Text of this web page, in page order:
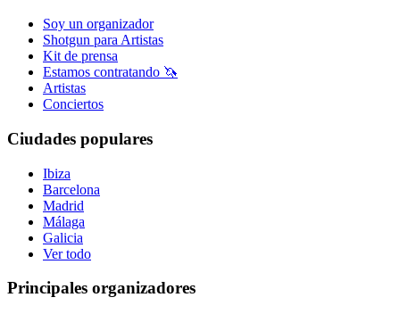
Soy un organizador
Shotgun para Artistas
Kit de prensa
Estamos contratando 🦄
Artistas
Conciertos
Ciudades populares
Ibiza
Barcelona
Madrid
Málaga
Galicia
Ver todo
Principales organizadores